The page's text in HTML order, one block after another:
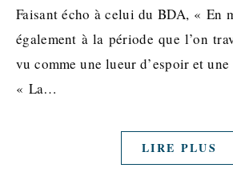
Faisant écho à celui du BDA, « En
également à la période que l’on
vu comme une lueur d’espoir et
« La…
LIRE PLUS